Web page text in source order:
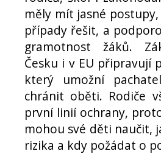
měly mít jasné
případy řešit, a
gramotnost žáků.
Česku i v EU připravují
který umožní
chránit oběti. Rodiče
první linií ochrany,
mohou své děti naučit,
rizika a kdy požádat o